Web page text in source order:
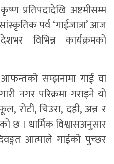
प्रतिपदादेखि अष्टमीसम्म
पर्व ‘गाईजात्रा’ आज
विभिन्न कार्यक्रमको
सम्झनामा गाई वा
नगर परिक्रमा गराइने यो
रोटी, चिउरा, दही, अन्न र
छ । धार्मिक विश्वासअनुसार
आत्माले गाईको पुच्छर